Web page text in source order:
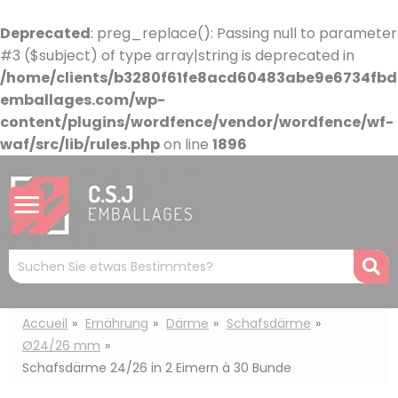
Deprecated: preg_replace(): Passing null to parameter
#3 ($subject) of type array|string is deprecated in
/home/clients/
emballages.com/wp-
content/plugins/wordfence/vendor/wordfence/wf-
waf/src/lib/rules.phpon line 1896
Mots
clés
:
Accueil Ernährung Därme
Schafsdärme
Ø24/26 mm
Schafsdärme 24/26 in 2 Eimern à 30 Bunde